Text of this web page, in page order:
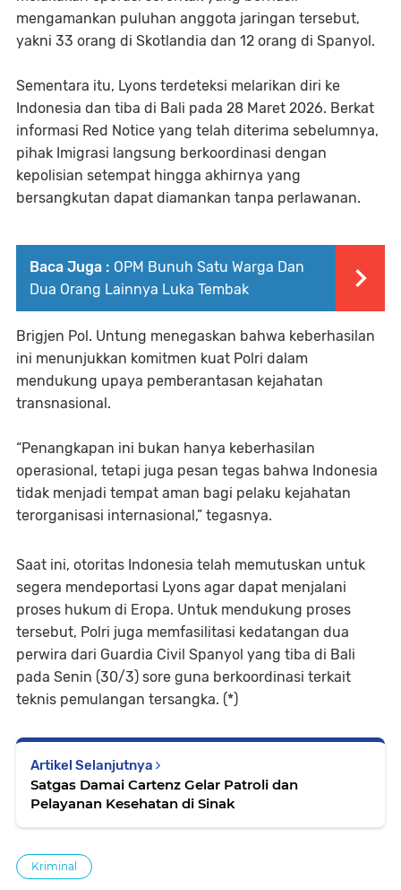
mengamankan puluhan anggota jaringan tersebut,
yakni 33 orang di Skotlandia dan 12 orang di Spanyol.
Sementara itu, Lyons terdeteksi melarikan diri ke
Indonesia dan tiba di Bali pada 28 Maret 2026. Berkat
informasi Red Notice yang telah diterima sebelumnya,
pihak Imigrasi langsung berkoordinasi dengan
kepolisian setempat hingga akhirnya yang
bersangkutan dapat diamankan tanpa perlawanan.
Baca Juga : OPM Bunuh Satu Warga Dan
Dua Orang Lainnya Luka Tembak
Brigjen Pol. Untung menegaskan bahwa keberhasilan
ini menunjukkan komitmen kuat Polri dalam
mendukung upaya pemberantasan kejahatan
transnasional.
“Penangkapan ini bukan hanya keberhasilan
operasional, tetapi juga pesan tegas bahwa Indonesia
tidak menjadi tempat aman bagi pelaku kejahatan
terorganisasi internasional,” tegasnya.
Saat ini, otoritas Indonesia telah memutuskan untuk
segera mendeportasi Lyons agar dapat menjalani
proses hukum di Eropa. Untuk mendukung proses
tersebut, Polri juga memfasilitasi kedatangan dua
perwira dari Guardia Civil Spanyol yang tiba di Bali
pada Senin (30/3) sore guna berkoordinasi terkait
teknis pemulangan tersangka. (*)
Artikel Selanjutnya
Satgas Damai Cartenz Gelar Patroli dan
Pelayanan Kesehatan di Sinak
Kriminal